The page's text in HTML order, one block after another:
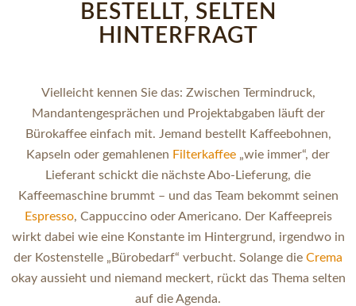
BESTELLT, SELTEN
HINTERFRAGT
Vielleicht kennen Sie das: Zwischen Termindruck,
Mandantengesprächen und Projektabgaben läuft der
Bürokaffee einfach mit. Jemand bestellt Kaffeebohnen,
Kapseln oder gemahlenen Filterkaffee „wie immer“, der
Lieferant schickt die nächste Abo-Lieferung, die
Kaffeemaschine brummt – und das Team bekommt seinen
Espresso, Cappuccino oder Americano. Der Kaffeepreis
wirkt dabei wie eine Konstante im Hintergrund, irgendwo in
der Kostenstelle „Bürobedarf“ verbucht. Solange die Crema
okay aussieht und niemand meckert, rückt das Thema selten
auf die Agenda.